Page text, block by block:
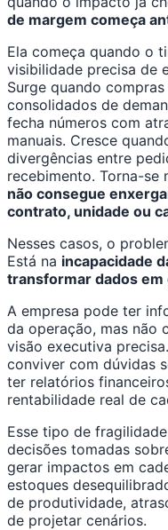
de margem começa
Ela começa quando o
visibilidade precisa de
Surge quando
consolidados de
fecha números com
manuais. Cresce
divergências entre
recebimento. Torna-se
não consegue
contrato, unidade ou
Nesses casos, o
Está na incapacidade
transformar dados
A empresa pode ter
da operação, mas não
visão executiva
conviver com dúvidas
ter relatórios
rentabilidade real de
Esse tipo de
decisões tomadas
gerar impactos em
estoques
de produtividade,
de projetar cenários.